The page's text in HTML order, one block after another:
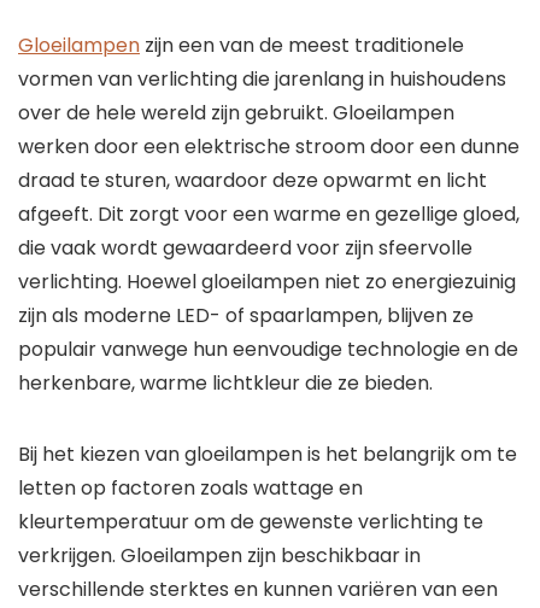
Gloeilampen zijn een van de meest traditionele
vormen van verlichting die jarenlang in huishoudens
over de hele wereld zijn gebruikt. Gloeilampen
werken door een elektrische stroom door een dunne
draad te sturen, waardoor deze opwarmt en licht
afgeeft. Dit zorgt voor een warme en gezellige gloed,
die vaak wordt gewaardeerd voor zijn sfeervolle
verlichting. Hoewel gloeilampen niet zo energiezuinig
zijn als moderne LED- of spaarlampen, blijven ze
populair vanwege hun eenvoudige technologie en de
herkenbare, warme lichtkleur die ze bieden.
Bij het kiezen van gloeilampen is het belangrijk om te
letten op factoren zoals wattage en
kleurtemperatuur om de gewenste verlichting te
verkrijgen. Gloeilampen zijn beschikbaar in
verschillende sterktes en kunnen variëren van een